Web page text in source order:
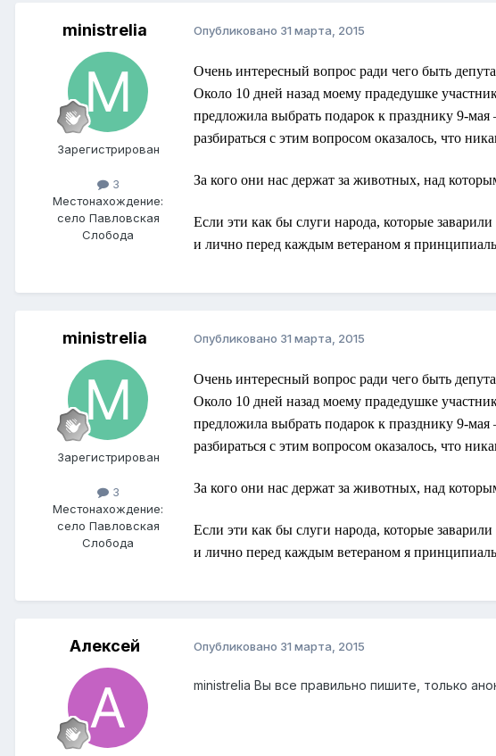
ministrelia
Зарегистрирован
3
Местонахождение:
село Павловская
Слобода
Опубликовано 31 марта, 2015
Очень интересный вопрос ради чего быть
Около 10 дней назад моему прадедушке
предложила выбрать подарок к празднику 9-
разбираться с этим вопросом оказалось, что
За кого они нас держат за животных, над
Если эти как бы слуги народа, которые
и лично перед каждым ветераном я
ministrelia
Зарегистрирован
3
Местонахождение:
село Павловская
Слобода
Опубликовано 31 марта, 2015
Очень интересный вопрос ради чего быть
Около 10 дней назад моему прадедушке
предложила выбрать подарок к празднику 9-
разбираться с этим вопросом оказалось, что
За кого они нас держат за животных, над
Если эти как бы слуги народа, которые
и лично перед каждым ветераном я
Алексей Опубликовано 31 марта, 2015
ministrelia Вы все правильно пишите, только